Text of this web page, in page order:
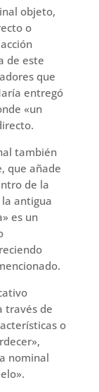
objeto,
o
de este
que
entregó
«un
también
que añade
de la
antigua
es un
través de
o
nominal